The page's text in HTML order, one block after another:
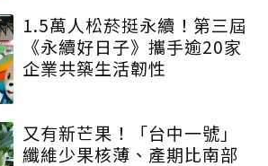
1.5萬人松菸挺永續！第三屆
《永續好日子》攜手逾20家
企業共築生活韌性
又有新芒果！「台中一號」
纖維少果核薄、產期比南部